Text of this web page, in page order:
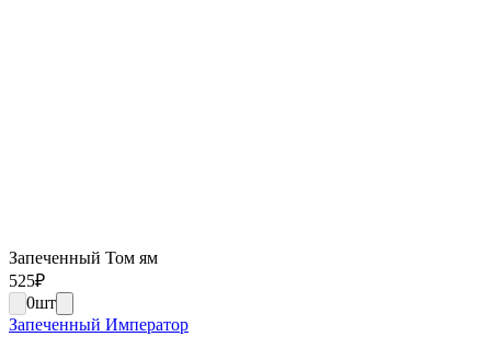
Запеченный Том ям
525₽
0шт
Запеченный Император